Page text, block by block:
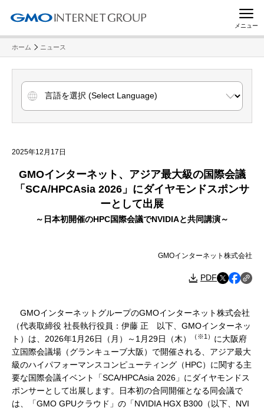
メニュー
ホーム ニュース
2025年12月17日
GMOインターネット、アジア最大級の国際会議
「SCA/HPCAsia 2026」にダイヤモンドスポンサ
ーとして出展
～日本初開催のHPC国際会議でNVIDIAと共同講演～
GMOインターネット株式会社
PDF
GMOインターネットグループのGMOインターネット株式会社
（代表取締役 社長執行役員：伊藤 正 以下、GMOインターネッ
ト）は、2026年1月26日（月）～1月29日（木）
（※1） に大阪府
立国際会議場（グランキューブ大阪）で開催される、アジア最大
級のハイパフォーマンスコンピューティング（HPC）に関する主
要な国際会議イベント「SCA/HPCAsia 2026」にダイヤモンドス
ポンサーとして出展します。日本初の合同開催となる同会議で
は、「GMO GPUクラウド」の「NVIDIA HGX B300（以下、NVI